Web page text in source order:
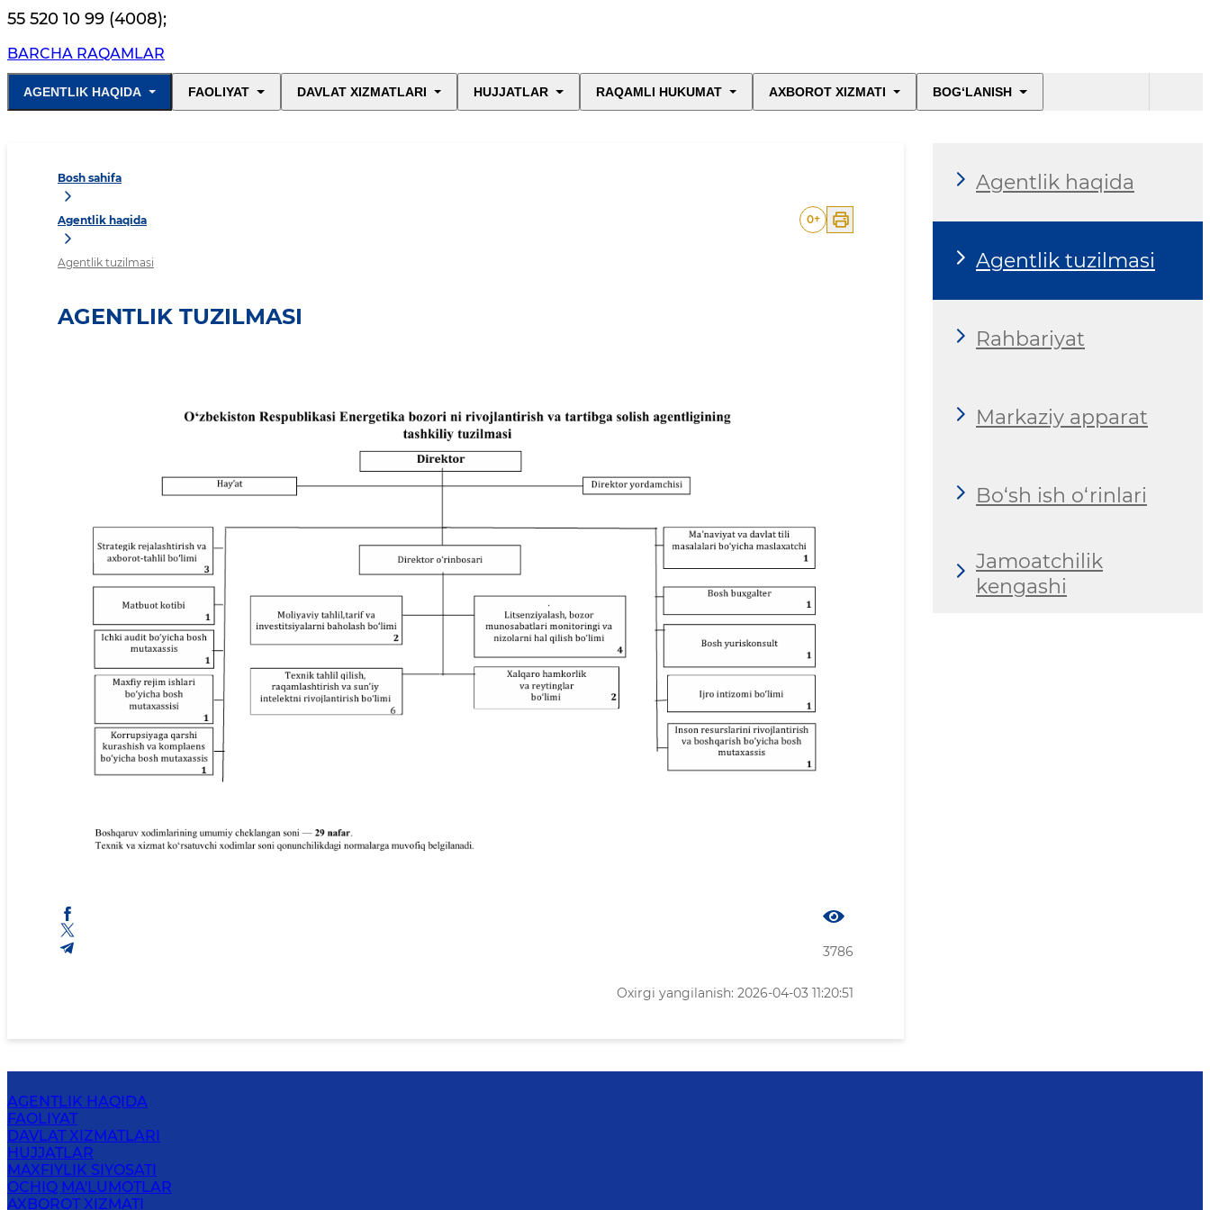
55 520 10 99 (4008);
BARCHA RAQAMLAR
AGENTLIK HAQIDA FAOLIYAT DAVLAT XIZMATLARI HUJJATLAR RAQAMLI HUKUMAT AXBOROT XIZMATI BOG‘LANISH
Bosh sahifa
Agentlik haqida
Agentlik tuzilmasi
0+
AGENTLIK TUZILMASI
3786
Oxirgi yangilanish: 2026-04-03 11:20:51
Agentlik haqida
Agentlik tuzilmasi
Rahbariyat
Markaziy apparat
Bo‘sh ish o‘rinlari
Jamoatchilik
kengashi
AGENTLIK HAQIDA
FAOLIYAT
DAVLAT XIZMATLARI
HUJJATLAR
MAXFIYLIK SIYOSATI
OCHIQ MA'LUMOTLAR
AXBOROT XIZMATI